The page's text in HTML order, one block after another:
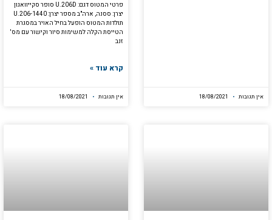
אין תגובות
פרטי המטוס דגם: U.206D סופר סקייוואגון
יצרן: ססנה, ארה"ב מספר יצרן: U.206-1440
תולדות המטוס הופעל בחיל האויר במסגרת
הטייסת הקלה למשימות סיור וקישור עם מס'
זנב
קרא עוד »
אין תגובות